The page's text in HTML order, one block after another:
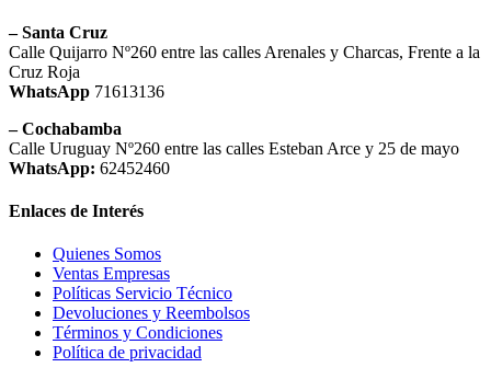
– Santa Cruz
Calle Quijarro Nº260 entre las calles Arenales y Charcas, Frente a la
Cruz Roja
WhatsApp 71613136
– Cochabamba
Calle Uruguay Nº260 entre las calles Esteban Arce y 25 de mayo
WhatsApp: 62452460
Enlaces de Interés
Quienes Somos
Ventas Empresas
Políticas Servicio Técnico
Devoluciones y Reembolsos
Términos y Condiciones
Política de privacidad